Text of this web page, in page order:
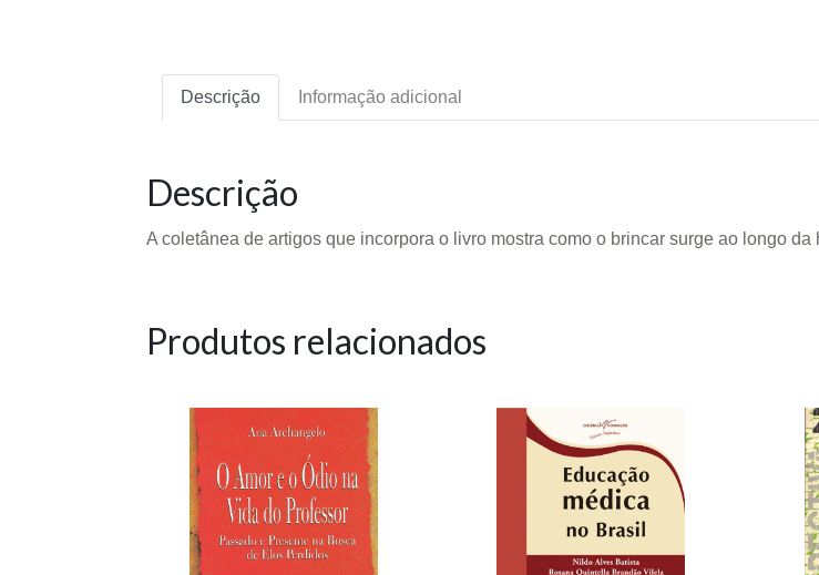
Descrição Informação adicional
Descrição
A coletânea de artigos que incorpora o livro mostra como o brincar surge ao longo
Produtos relacionados